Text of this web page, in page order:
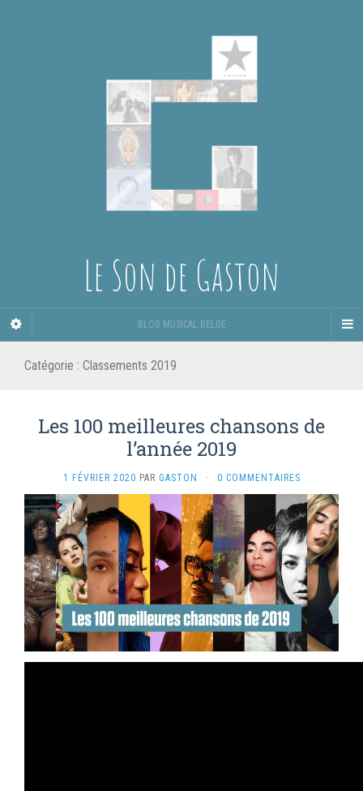
Le Son de Gaston
BLOG MUSICAL BELGE
Catégorie : Classements 2019
Les 100 meilleures chansons de
l’année 2019
1 FÉVRIER 2020 PAR GASTON · 0 COMMENTAIRES